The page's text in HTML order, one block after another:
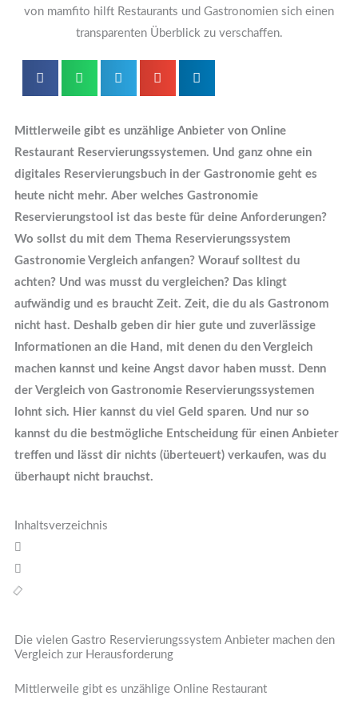
Mittlerweile gibt es unzählige Anbieter von Online
Restaurant Reservierungssystemen. Und ganz ohne ein
digitales Reservierungsbuch in der Gastronomie geht es
heute nicht mehr. Aber welches Gastronomie
Reservierungstool ist das beste für deine Anforderungen?
Wo sollst du mit dem Thema Reservierungssystem
Gastronomie Vergleich anfangen? Worauf solltest du
achten? Und was musst du vergleichen? Das klingt
aufwändig und es braucht Zeit. Zeit, die du als Gastronom
nicht hast. Deshalb geben dir hier gute und zuverlässige
Informationen an die Hand, mit denen du den Vergleich
machen kannst und keine Angst davor haben musst. Denn
der Vergleich von Gastronomie Reservierungssystemen
lohnt sich. Hier kannst du viel Geld sparen. Und nur so
kannst du die bestmögliche Entscheidung für einen Anbieter
treffen und lässt dir nichts (überteuert) verkaufen, was du
überhaupt nicht brauchst.
Inhaltsverzeichnis
Die vielen Gastro Reservierungssystem Anbieter machen den
Vergleich zur Herausforderung
Mittlerweile gibt es unzählige Online Restaurant